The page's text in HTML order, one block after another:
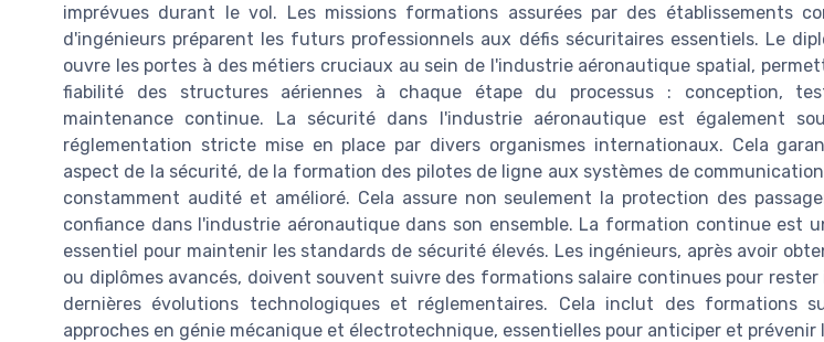
imprévues durant le vol. Les missions formations assurées par des établissements
d'ingénieurs préparent les futurs professionnels aux défis sécuritaires essentiels. Le
ouvre les portes à des métiers cruciaux au sein de l'industrie aéronautique spatial,
fiabilité des structures aériennes à chaque étape du processus : conception,
maintenance continue. La sécurité dans l'industrie aéronautique est également
réglementation stricte mise en place par divers organismes internationaux. Cela
aspect de la sécurité, de la formation des pilotes de ligne aux systèmes de
constamment audité et amélioré. Cela assure non seulement la protection des
confiance dans l'industrie aéronautique dans son ensemble. La formation continue est
essentiel pour maintenir les standards de sécurité élevés. Les ingénieurs, après avoir
ou diplômes avancés, doivent souvent suivre des formations salaire continues pour
dernières évolutions technologiques et réglementaires. Cela inclut des formations
approches en génie mécanique et électrotechnique, essentielles pour anticiper et prévenir